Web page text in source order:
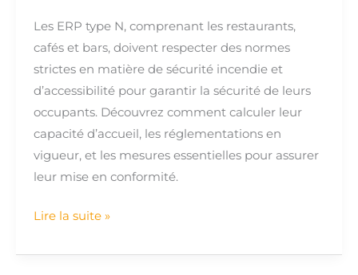
Les ERP type N, comprenant les restaurants,
cafés et bars, doivent respecter des normes
strictes en matière de sécurité incendie et
d’accessibilité pour garantir la sécurité de leurs
occupants. Découvrez comment calculer leur
capacité d’accueil, les réglementations en
vigueur, et les mesures essentielles pour assurer
leur mise en conformité.
Lire la suite »